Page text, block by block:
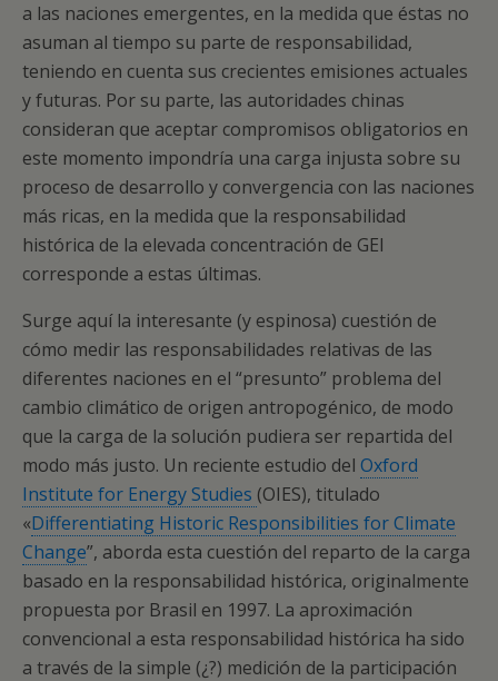
a las naciones emergentes, en la medida que éstas no
asuman al tiempo su parte de responsabilidad,
teniendo en cuenta sus crecientes emisiones actuales
y futuras. Por su parte, las autoridades chinas
consideran que aceptar compromisos obligatorios en
este momento impondría una carga injusta sobre su
proceso de desarrollo y convergencia con las naciones
más ricas, en la medida que la responsabilidad
histórica de la elevada concentración de GEI
corresponde a estas últimas.
Surge aquí la interesante (y espinosa) cuestión de
cómo medir las responsabilidades relativas de las
diferentes naciones en el “presunto” problema del
cambio climático de origen antropogénico, de modo
que la carga de la solución pudiera ser repartida del
modo más justo. Un reciente estudio del Oxford
Institute for Energy Studies (OIES), titulado
«Differentiating Historic Responsibilities for Climate
Change”, aborda esta cuestión del reparto de la carga
basado en la responsabilidad histórica, originalmente
propuesta por Brasil en 1997. La aproximación
convencional a esta responsabilidad histórica ha sido
a través de la simple (¿?) medición de la participación